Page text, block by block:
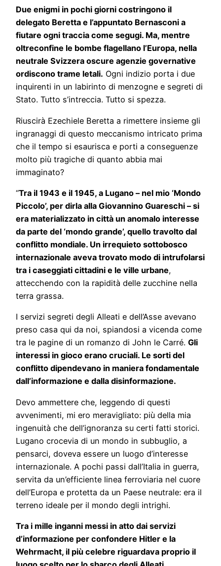
Due enigmi in pochi giorni costringono il
delegato Beretta e l’appuntato Bernasconi a
fiutare ogni traccia come segugi. Ma, mentre
oltreconfine le bombe flagellano l’Europa, nella
neutrale Svizzera oscure agenzie governative
ordiscono trame letali. Ogni indizio porta i due
inquirenti in un labirinto di menzogne e segreti di
Stato. Tutto s’intreccia. Tutto si spezza.
Riuscirà Ezechiele Beretta a rimettere insieme gli
ingranaggi di questo meccanismo intricato prima
che il tempo si esaurisca e porti a conseguenze
molto più tragiche di quanto abbia mai
immaginato?
“Tra il 1943 e il 1945, a Lugano – nel mio ‘Mondo
Piccolo’, per dirla alla Giovannino Guareschi – si
era materializzato in città un anomalo interesse
da parte del ‘mondo grande’, quello travolto dal
conflitto mondiale. Un irrequieto sottobosco
internazionale aveva trovato modo di intrufolarsi
tra i caseggiati cittadini e le ville urbane,
attecchendo con la rapidità delle zucchine nella
terra grassa.
I servizi segreti degli Alleati e dell’Asse avevano
preso casa qui da noi, spiandosi a vicenda come
tra le pagine di un romanzo di John le Carré. Gli
interessi in gioco erano cruciali. Le sorti del
conflitto dipendevano in maniera fondamentale
dall’informazione e dalla disinformazione.
Devo ammettere che, leggendo di questi
avvenimenti, mi ero meravigliato: più della mia
ingenuità che dell’ignoranza su certi fatti storici.
Lugano crocevia di un mondo in subbuglio, a
pensarci, doveva essere un luogo d’interesse
internazionale. A pochi passi dall’Italia in guerra,
servita da un’efficiente linea ferroviaria nel cuore
dell’Europa e protetta da un Paese neutrale: era il
terreno ideale per il mondo degli intrighi.
Tra i mille inganni messi in atto dai servizi
d’informazione per confondere Hitler e la
Wehrmacht, il più celebre riguardava proprio il